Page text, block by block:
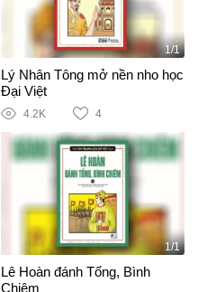
1/1
Lý Nhân Tông mở nền nho học
Đại Việt
4.2K 4
1/1
Lê Hoàn đánh Tống, Bình
Chiêm